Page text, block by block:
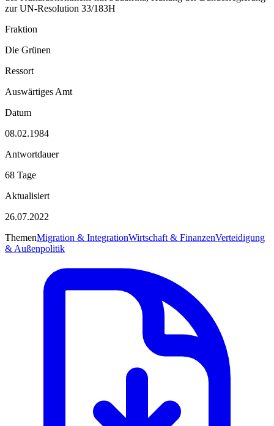
zur UN-Resolution 33/183H
Fraktion
Die Grünen
Ressort
Auswärtiges Amt
Datum
08.02.1984
Antwortdauer
68 Tage
Aktualisiert
26.07.2022
ThemenMigration & IntegrationWirtschaft & FinanzenVerteidigung
& Außenpolitik